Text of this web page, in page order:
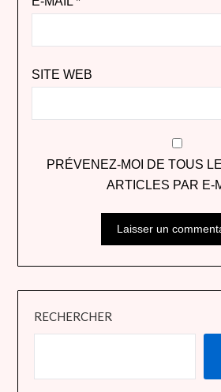
SITE WEB
PRÉVENEZ-MOI DE TOUS
ARTICLES PAR E-
RECHERCHER